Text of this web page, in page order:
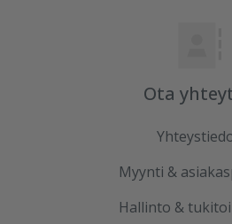
Ota
Myynti &
Hallinto &